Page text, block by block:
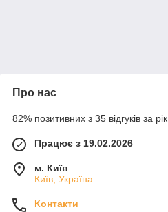
Про нас
82% позитивних з 35 відгуків за рік
Працює з 19.02.2026
м. Київ
Київ, Україна
Контакти